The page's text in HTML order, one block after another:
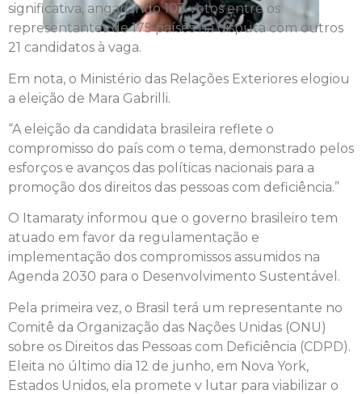
significativa, angariando 103 votos entre os
representantes de 175 países na disputa com outros
21 candidatos à vaga.
Em nota, o Ministério das Relações Exteriores elogiou
a eleição de Mara Gabrilli.
“A eleição da candidata brasileira reflete o
compromisso do país com o tema, demonstrado pelos
esforços e avanços das políticas nacionais para a
promoção dos direitos das pessoas com deficiência.”
O Itamaraty informou que o governo brasileiro tem
atuado em favor da regulamentação e
implementação dos compromissos assumidos na
Agenda 2030 para o Desenvolvimento Sustentável.
Pela primeira vez, o Brasil terá um representante no
Comitê da Organização das Nações Unidas (ONU)
sobre os Direitos das Pessoas com Deficiência (CDPD).
Eleita no último dia 12 de junho, em Nova York,
Estados Unidos, ela promete v lutar para viabilizar o